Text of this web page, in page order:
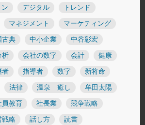
デジタル トレンド
マネジメント マーケティング
古典 中小企業 中谷彰宏
析 会社の数字 会計 健康
者 指導者 数字 新将命
法律 温泉 癒し 牟田太陽
員教育 社長業 競争戦略
戦略 話し方 読書